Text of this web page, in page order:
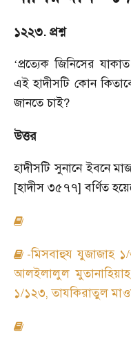
১২২৩. প্রশ্ন
‘প্রত্যেক জিনিসের
এই হাদীসটি কোন
জানতে চাই?
উত্তর
হাদীসটি সুনানে ইবনে
[হাদীস ৩৫৭৭] বর্ণিত
-মিসবাহুয যুজাজাহ
আলইলালুল
১/১২৩, তাযকিরাতুল